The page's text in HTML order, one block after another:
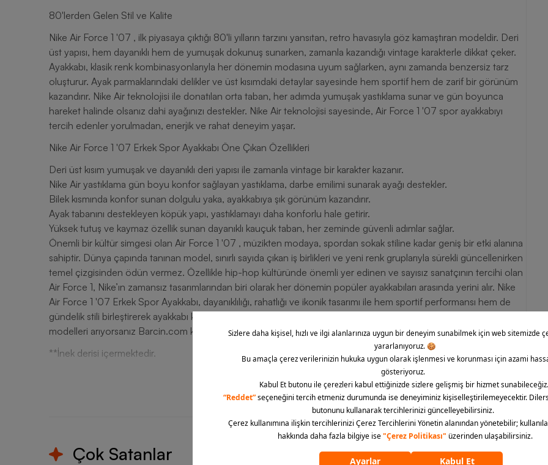
80'lerden Gelen Stil ve Kalite
Nike Air Force 1 '07 , ilk piyasaya çıktığı 80'li yılların tarzını yansıtan, retro havasıyla göz kamaştıran modeldir. Deri
üst yapısı, hem dayanıklı hem de yumuşak dokunuş sunarken, zamanla kazandığı vintage karakterle dikkat çeker.
Ayakkabı, klasik renk kombinasyonlarıyla her dönemin modasına uyum sağlarken, aynı zamanda benzersiz tarz
oluşturur. Ayak parmaklarındaki delikler ve üst kısımdaki detaylar sayesinde hem sportif hem de zarif bir görünüm
kazandırır. Nike Air teknolojisi ile donatılan orta taban, her adımda yumuşak yastıklama sunar ve gün boyunca
hareket halinde olsanız dahi ayağınızı destekler. Nike Air teknolojisi sayesinde, Air Force 1 '07 spor ayakkabıyı
tercih edenler yorulmadan, enerjik ve rahat deneyim yaşar.
Nike Air Force 1 '07 Erkek Spor Ayakkabı Öne Çıkan Özellikleri
Deri üst kısım yumuşak ve dayanıklı deri yapısı ile zamanla vintage bir karakter kazanır.
Nike Air yastıklama gün boyu konfor sağlayan yastıklama, darbe emilimi sunarak ayağı destekler.
Bilek kısmında konfor sunan dolgulu yaka, ayakkabıya şık görünüm kazandırır.
Ayak tabanını destekleyen köpük yapı, yastıklamayı daha konforlu hale getirir.
Yüksek tutuş ve kaymaz özellik sunan dayanıklı kauçuk taban, her zeminde güvenli adımlar sağlar.
Önemli bir kültür simgesi olan Air Force 1 '07 , müzikten modaya, spordan sokak stiline kadar geniş bir etki alanına
sahiptir. Dünya çapında tanınan model, sınırlı sayıda çıkan iş birlikleri ve yeni renk gruplarıyla sürekli güncellenirken
temel çizgisinden ödün vermez. Özellikle hip-hop kültüründe önemli yer edinen ve sayısız sanatçının tercihi olan
Air Force 1, Nike’ın zamansız tasarımlarından biri olarak her dönemin popüler ayakkabıları arasında yerini alır. Nike
Air Force 1 '07 Erkek Spor Ayakkabı, dayanıklılığı, rahatlığı ve ikonik tasarımı ile hem sportif performansı hem de
gündelik stili birleştirerek ayakkabı kültürüne damga vurmaya devam eder. Siz de Nike erkek günlük ayakkabı
modelleri arıyorsanız Barcin.com kalitesi ile Nike Air Force 1 ‘07 modeline sahip olabilirsiniz.
**İnek derisi içermektedir.
Çok Satanlar